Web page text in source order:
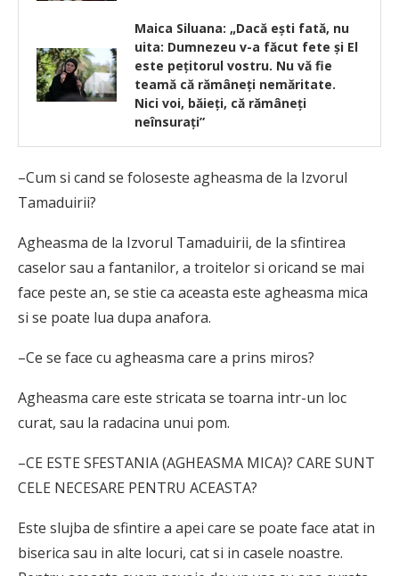
Maica Siluana: „Dacă eşti fată, nu
uita: Dumnezeu v-a făcut fete şi El
este peţitorul vostru. Nu vă fie
teamă că rămâneţi nemăritate.
Nici voi, băieţi, că rămâneţi
neînsuraţi”
–Cum si cand se foloseste agheasma de la Izvorul
Tamaduirii?
Agheasma de la Izvorul Tamaduirii, de la sfintirea
caselor sau a fantanilor, a troitelor si oricand se mai
face peste an, se stie ca aceasta este agheasma mica
si se poate lua dupa anafora.
–Ce se face cu agheasma care a prins miros?
Agheasma care este stricata se toarna intr-un loc
curat, sau la radacina unui pom.
–CE ESTE SFESTANIA (AGHEASMA MICA)? CARE SUNT
CELE NECESARE PENTRU ACEASTA?
Este slujba de sfintire a apei care se poate face atat in
biserica sau in alte locuri, cat si in casele noastre.